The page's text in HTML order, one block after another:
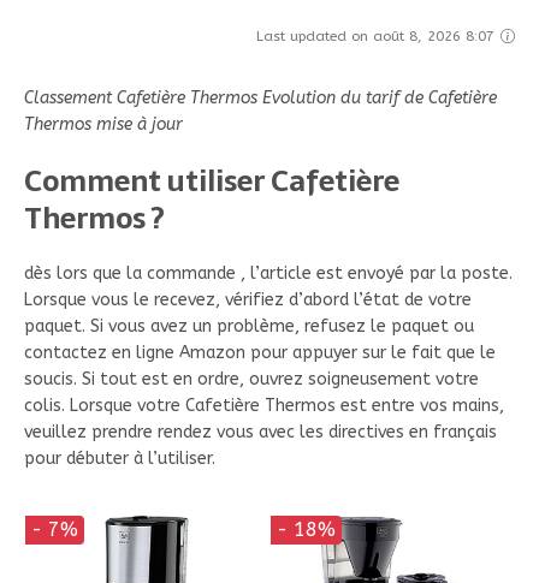
Last updated on août 8, 2026 8:07
Classement Cafetière Thermos Evolution du tarif de Cafetière
Thermos mise à jour
Comment utiliser Cafetière
Thermos ?
dès lors que la commande , l’article est envoyé par la poste.
Lorsque vous le recevez, vérifiez d’abord l’état de votre
paquet. Si vous avez un problème, refusez le paquet ou
contactez en ligne Amazon pour appuyer sur le fait que le
soucis. Si tout est en ordre, ouvrez soigneusement votre
colis. Lorsque votre Cafetière Thermos est entre vos mains,
veuillez prendre rendez vous avec les directives en français
pour débuter à l’utiliser.
- 7% - 18%